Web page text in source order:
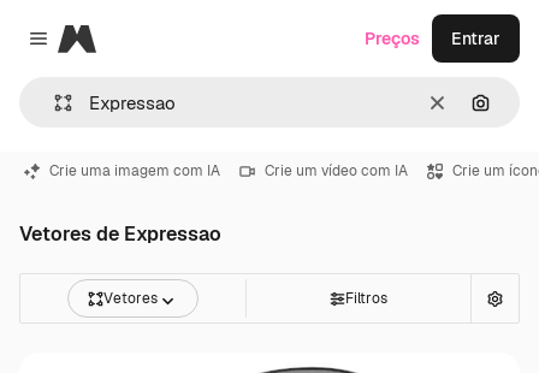
Close menu
Magnific
Limpar
Preços Entrar
Crie uma imagem com IA Crie um vídeo com IA Crie um
Vetores de Expressao
Vetores Filtros